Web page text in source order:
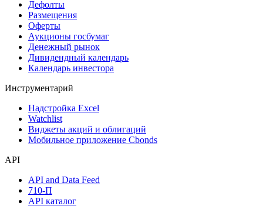
Календарь
Календарь событий
Дефолты
Размещения
Оферты
Аукционы госбумаг
Денежный рынок
Календарь инвестора
Инструментарий
Надстройка Excel
Мобильное приложение Cbonds
API